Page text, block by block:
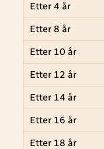
Etter 4 år
Etter 8 år
Etter 10 år
Etter 12 år
Etter 14 år
Etter 16 år
Etter 18 år